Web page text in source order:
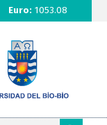
Euro: 1053.08